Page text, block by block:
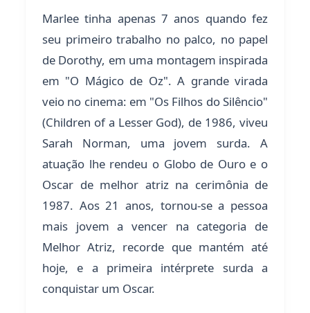
Marlee tinha apenas 7 anos quando fez
seu primeiro trabalho no palco, no papel
de Dorothy, em uma montagem inspirada
em "O Mágico de Oz". A grande virada
veio no cinema: em "Os Filhos do Silêncio"
(Children of a Lesser God), de 1986, viveu
Sarah Norman, uma jovem surda. A
atuação lhe rendeu o Globo de Ouro e o
Oscar de melhor atriz na cerimônia de
1987. Aos 21 anos, tornou-se a pessoa
mais jovem a vencer na categoria de
Melhor Atriz, recorde que mantém até
hoje, e a primeira intérprete surda a
conquistar um Oscar.